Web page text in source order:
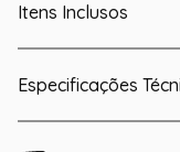
Itens Inclusos
Especificações